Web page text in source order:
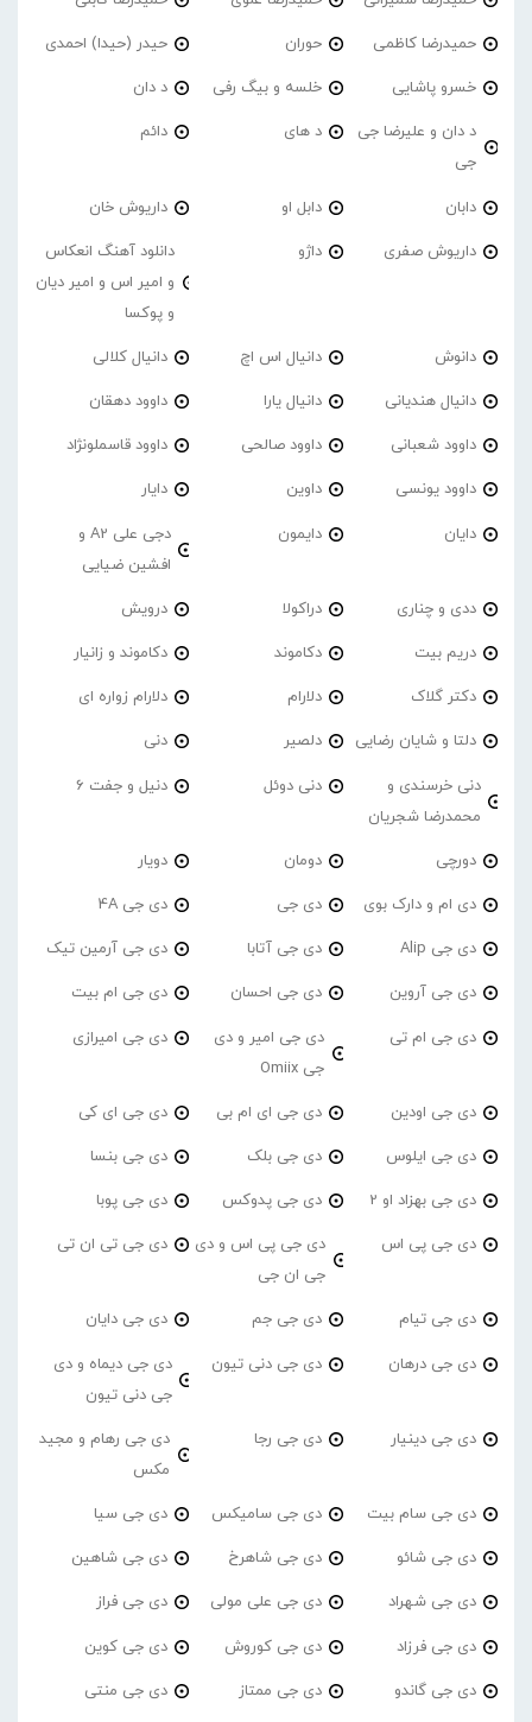
حمیدرضا کاظمی حوران حیدر (حیدا) احمدی
خسرو پاشایی خلسه و بیگ رفی د دان
د دان و علیرضا جی
جی
د های دائم
دابان دابل او داریوش خان
داریوش صفری داژو
دانلود آهنگ انعکاس
و امیر اس و امیر دیان
و پوکسا
دانوش دانیال اس اچ دانیال کلالی
دانیال هندیانی دانیال یارا داوود دهقان
داوود شعبانی داوود صالحی داوود قاسملونژاد
داوود یونسی داوین دایار
دایان دایمون
دجی علی A2 و
افشین ضیایی
ددی و چناری دراکولا درویش
دریم بیت دکاموند دکاموند و زانیار
دکتر گلاک دلارام دلارام زواره ای
دلتا و شایان رضایی دلصیر دنی
دنی خرسندی و
محمدرضا شجریان
دنی دوئل دنیل و جفت 6
دورچی دومان دویار
دی ام و دارک بوی دی جی دی جی 4A
دی جی Alip دی جی آتابا دی جی آرمین تیک
دی جی آروین دی جی احسان دی جی ام بیت
دی جی ام تی
دی جی امیر و دی
جی Omiix
دی جی امیرازی
دی جی اودین دی جی ای ام بی دی جی ای کی
دی جی ایلوس دی جی بلک دی جی بنسا
دی جی بهزاد او 2 دی جی پدوکس دی جی پوبا
دی جی پی اس
دی جی پی اس و دی
جی ان جی
دی جی تی ان تی
دی جی تیام دی جی جم دی جی دایان
دی جی درهان دی جی دنی تیون
دی جی دیماه و دی
جی دنی تیون
دی جی دینیار دی جی رجا
دی جی رهام و مجید
مکس
دی جی سام بیت دی جی سامیکس دی جی سیا
دی جی شائو دی جی شاهرخ دی جی شاهین
دی جی شهراد دی جی علی مولی دی جی فراز
دی جی فرزاد دی جی کوروش دی جی کوین
دی جی گاندو دی جی ممتاز دی جی منتی